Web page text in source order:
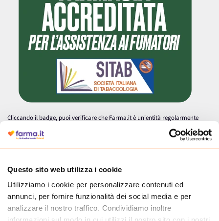
Questo sito web utilizza i cookie
Utilizziamo i cookie per personalizzare contenuti ed
annunci, per fornire funzionalità dei social media e per
analizzare il nostro traffico. Condividiamo inoltre
Cliccando il badge, puoi verificare che Farma.it è un'entità regolarmente
autorizzata dal Ministero della Salute a effettuare la vendita online di
medicinali.